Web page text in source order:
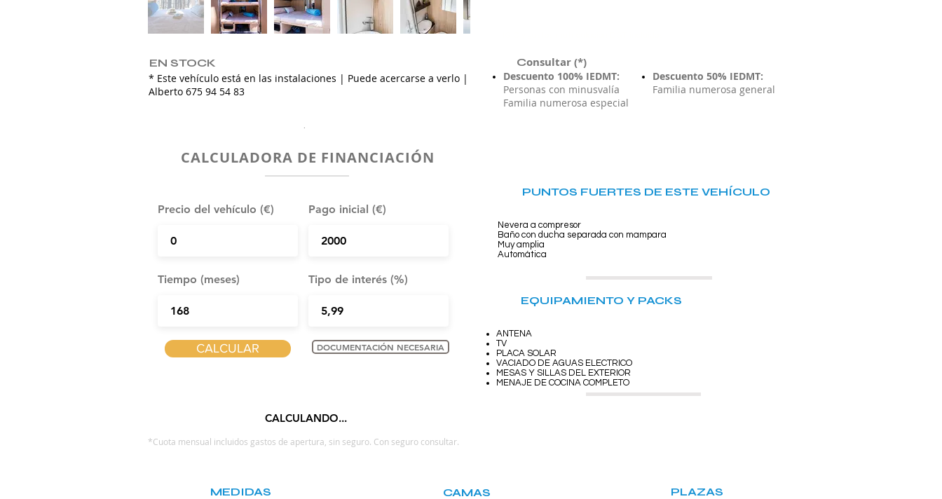
EN STOCK
* Este vehículo está en las instalaciones | Puede acercarse a verlo |
Alberto 675 94 54 83
Consultar (*)
Descuento 100% IEDMT:
Personas con minusvalía
Familia numerosa especial
Descuento 50% IEDMT:
Familia numerosa general
.
CALCULADORA DE FINANCIACIÓN
Precio del vehículo (€) Pago inicial (€)
Tiempo (meses) Tipo de interés (%)
CALCULAR DOCUMENTACIÓN NECESARIA
CALCULANDO...
*Cuota mensual incluidos gastos de apertura, sin seguro. Con seguro consultar.
PUNTOS FUERTES DE ESTE VEHÍCULO
Nevera a compresor
Baño con ducha separada con mampara
Muy amplia
Automática
EQUIPAMIENTO Y PACKS
ANTENA
TV
PLACA SOLAR
VACIADO DE AGUAS ELECTRICO
MESAS Y SILLAS DEL EXTERIOR
MENAJE DE COCINA COMPLETO
MEDIDAS CAMAS PLAZAS